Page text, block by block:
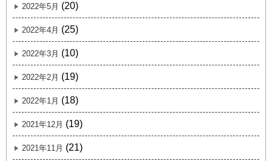
2022年5月 (20)
2022年4月 (25)
2022年3月 (10)
2022年2月 (19)
2022年1月 (18)
2021年12月 (19)
2021年11月 (21)